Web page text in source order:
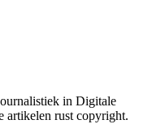
in Digitale
artikelen rust copyright.